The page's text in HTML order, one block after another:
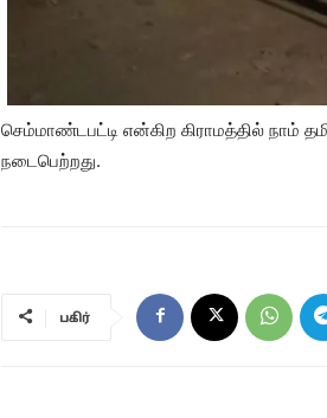
செம்மாண்டபட்டி என்கிற கிராமத்தில் நாம்
நடைபெற்றது.
பகிர்